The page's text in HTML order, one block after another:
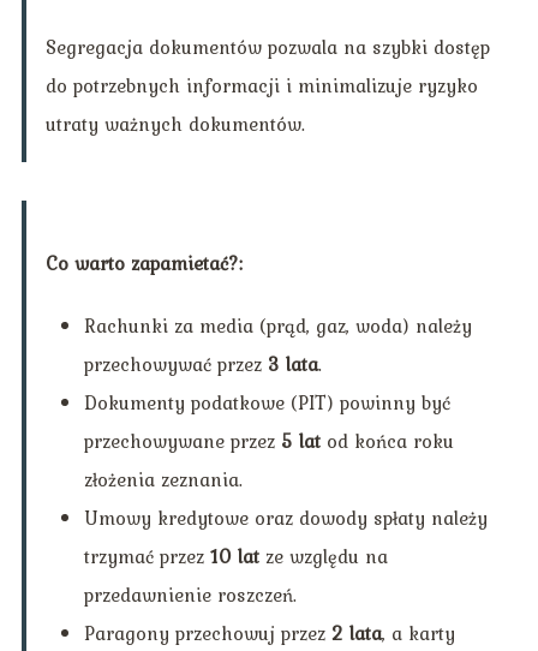
Segregacja dokumentów pozwala na szybki dostęp
do potrzebnych informacji i minimalizuje ryzyko
utraty ważnych dokumentów.
Co warto zapamietać?:
Rachunki za media (prąd, gaz, woda) należy
przechowywać przez 3 lata.
Dokumenty podatkowe (PIT) powinny być
przechowywane przez 5 latod końca roku
złożenia zeznania.
Umowy kredytowe oraz dowody spłaty należy
trzymać przez 10 latze względu na
przedawnienie roszczeń.
Paragony przechowuj przez 2 lata, a karty